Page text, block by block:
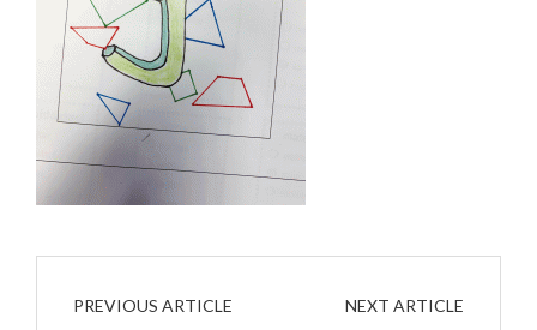
PREVIOUS ARTICLE NEXT ARTICLE